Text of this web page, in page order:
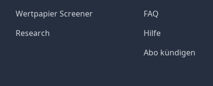
Wertpapier Screener
Research
FAQ
Hilfe
Abo kündigen